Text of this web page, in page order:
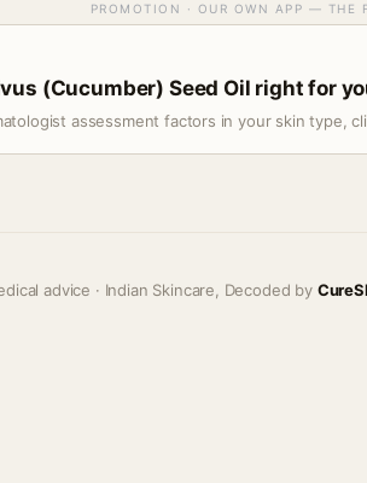
PROMOTION · OUR OWN APP — THE
(Cucumber) Seed Oil right for
assessment factors in your skin type,
advice · Indian Skincare, Decoded by